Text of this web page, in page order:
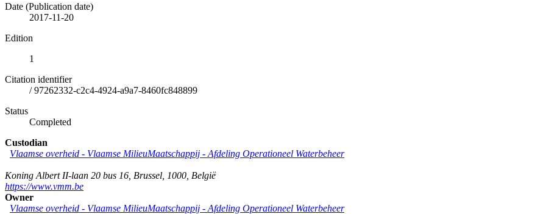
Date (Publication date)
2017-11-20
Edition
1
Citation identifier
/97262332-c2c4-4924-a9a7-8460fc848899
Status
Completed
Custodian
Vlaamse overheid - Vlaamse MilieuMaatschappij - Afdeling Operationeel Waterbeheer
Koning Albert II-laan 20 bus 16 Brussel 1000 België
https://www.vmm.be
Owner
Vlaamse overheid - Vlaamse MilieuMaatschappij - Afdeling Operationeel Waterbeheer